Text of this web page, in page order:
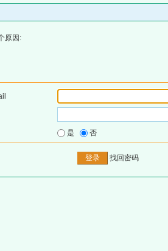
原因:
是 否
找回密码